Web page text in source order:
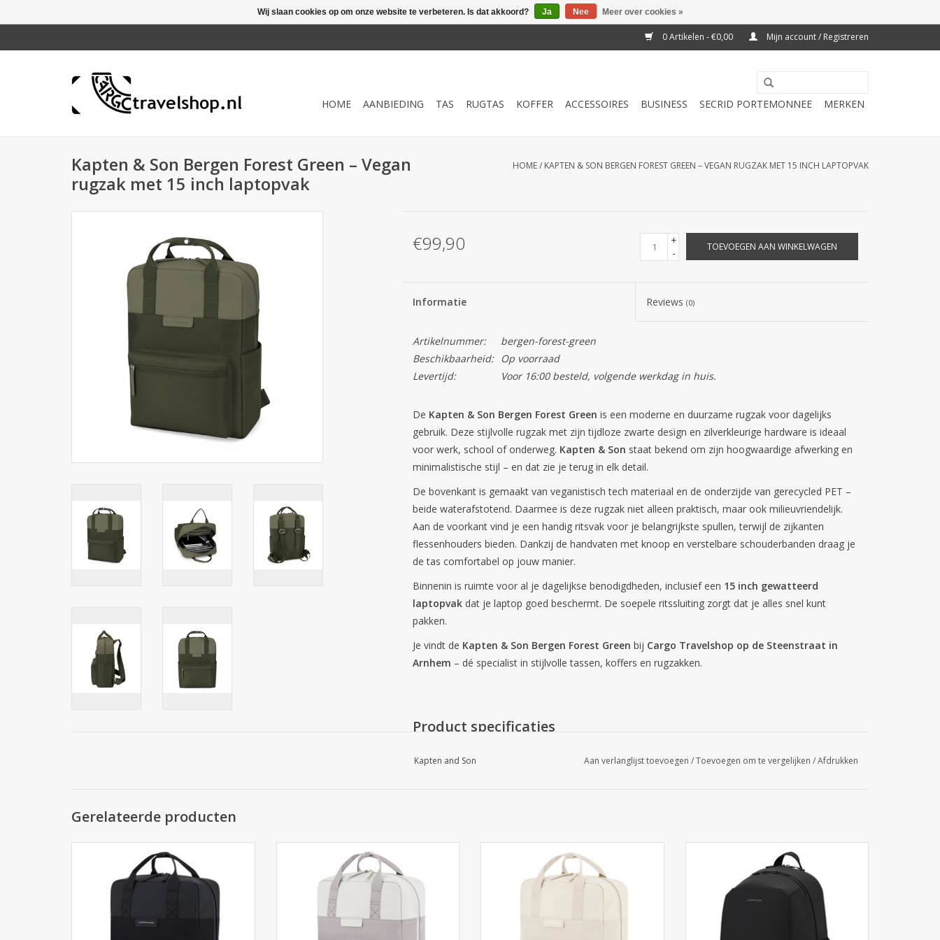
0 Artikelen - €0,00 Mijn account / Registreren
HOME AANBIEDING TAS RUGTAS KOFFER ACCESSOIRES BUSINESS SECRID PORTEMONNEE MERKEN
Kapten & Son Bergen Forest Green – Vegan
rugzak met 15 inch laptopvak
HOME/ KAPTEN & SON BERGEN FOREST GREEN – VEGAN RUGZAK MET 15 INCH LAPTOPVAK
€99,90
+
-
TOEVOEGEN AAN WINKELWAGEN
Informatie Reviews(0)
Artikelnummer:
bergen-forest-green
Beschikbaarheid:
Op voorraad
Levertijd:
Voor 16:00 besteld, volgende werkdag in huis.
De Kapten & Son Bergen Forest Green is een moderne en duurzame rugzak voor dagelijks
gebruik. Deze stijlvolle rugzak met zijn tijdloze zwarte design en zilverkleurige hardware is ideaal
voor werk, school of onderweg. Kapten & Son staat bekend om zijn hoogwaardige afwerking en
minimalistische stijl – en dat zie je terug in elk detail.
De bovenkant is gemaakt van veganistisch tech materiaal en de onderzijde van gerecycled PET –
beide waterafstotend. Daarmee is deze rugzak niet alleen praktisch, maar ook milieuvriendelijk.
Aan de voorkant vind je een handig ritsvak voor je belangrijkste spullen, terwijl de zijkanten
flessenhouders bieden. Dankzij de handvaten met knoop en verstelbare schouderbanden draag je
de tas comfortabel op jouw manier.
Binnenin is ruimte voor al je dagelijkse benodigdheden, inclusief een 15 inch gewatteerd
laptopvakdat je laptop goed beschermt. De soepele ritssluiting zorgt dat je alles snel kunt
pakken.
Je vindt de Kapten & Son Bergen Forest Green bij Cargo Travelshop op de Steenstraat in
Arnhem – dé specialist in stijlvolle tassen, koffers en rugzakken.
Product specificaties
Materiaal binnenzijde: gerecycled PET
Verstelbare schouderbanden
Zilverkleurige hardware
Kapten and Son Aan verlanglijst toevoegen /Toevoegen om te vergelijken /Afdrukken
Gerelateerde producten
versie van de bekende Bergen tas.
Waterafstotend materiaal met waterdichte
ritsen. Winkel in Arnhem
TOEVOEGEN AAN WINKELWAGEN
2.0 versie van de bekende Bergen tas.
Waterafstotend materiaal met waterdichte
ritsen. Winkel in Arnhem
TOEVOEGEN AAN WINKELWAGEN
2.0 versie van de bekende Bergen tas.
Waterafstotend materiaal met waterdichte
ritsen. Winkel in Arnhem
Kapten & Son Oslo rugzak - All Black .
Mooie stijlvolle rugzak met laptopvak.
Waterafstotend materiaal met waterdichte
ritsen. Winkel in Arnhem
TOEVOEGEN AAN WINKELWAGEN
Wij slaan cookies op om onze website te verbeteren. Is dat akkoord? Ja Nee Meer over cookies »